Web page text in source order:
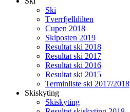
Ski
Tverrfjelldilten
Cupen 2018
Skiposten 2019
Resultat ski 2018
Resultat ski 2017
Resultat ski 2016
Resultat ski 2015
Terminliste ski 2017/2018
Skiskyting
Skiskyting